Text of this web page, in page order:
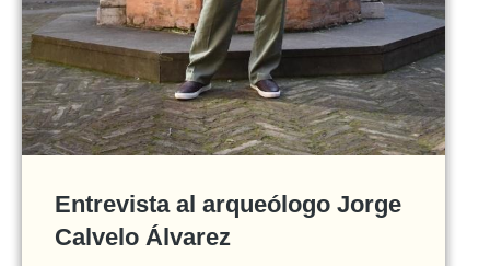
Entrevista al arqueólogo Jorge
Calvelo Álvarez